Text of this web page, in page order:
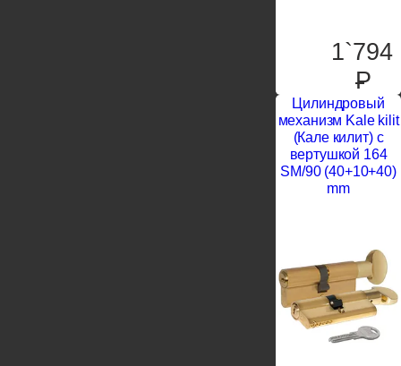
1`794
P
Цилиндровый
механизм Kale kilit
(Кале килит) с
вертушкой 164
SM/90 (40+10+40)
mm